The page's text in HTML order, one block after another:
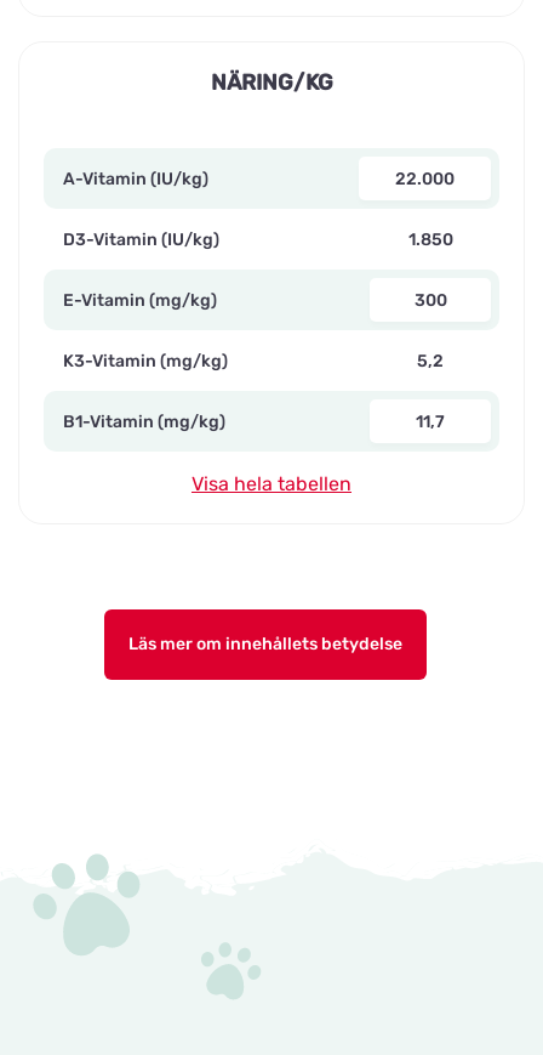
NÄRING/KG
A-Vitamin (IU/kg) 22.000
D3-Vitamin (IU/kg) 1.850
E-Vitamin (mg/kg) 300
K3-Vitamin (mg/kg) 5,2
B1-Vitamin (mg/kg) 11,7
Visa hela tabellen
Läs mer om innehållets betydelse